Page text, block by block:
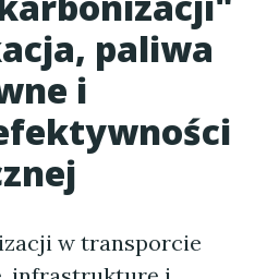
paliwa
i
w transporcie